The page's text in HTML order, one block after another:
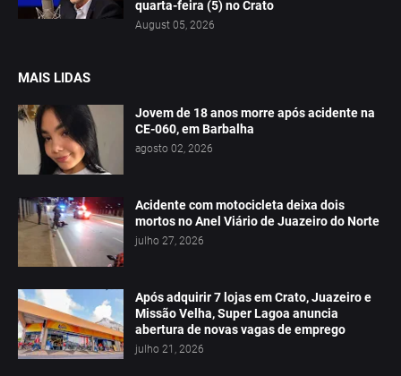
quarta-feira (5) no Crato
August 05, 2026
MAIS LIDAS
Jovem de 18 anos morre após acidente na
CE-060, em Barbalha
agosto 02, 2026
Acidente com motocicleta deixa dois
mortos no Anel Viário de Juazeiro do Norte
julho 27, 2026
Após adquirir 7 lojas em Crato, Juazeiro e
Missão Velha, Super Lagoa anuncia
abertura de novas vagas de emprego
julho 21, 2026